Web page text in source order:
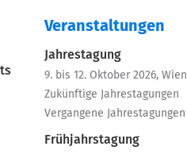
Veranstaltungen
Jahrestagung
9. bis 12. Oktober 2026, Wien
Zukünftige Jahrestagungen
Vergangene Jahrestagungen
Frühjahrstagung